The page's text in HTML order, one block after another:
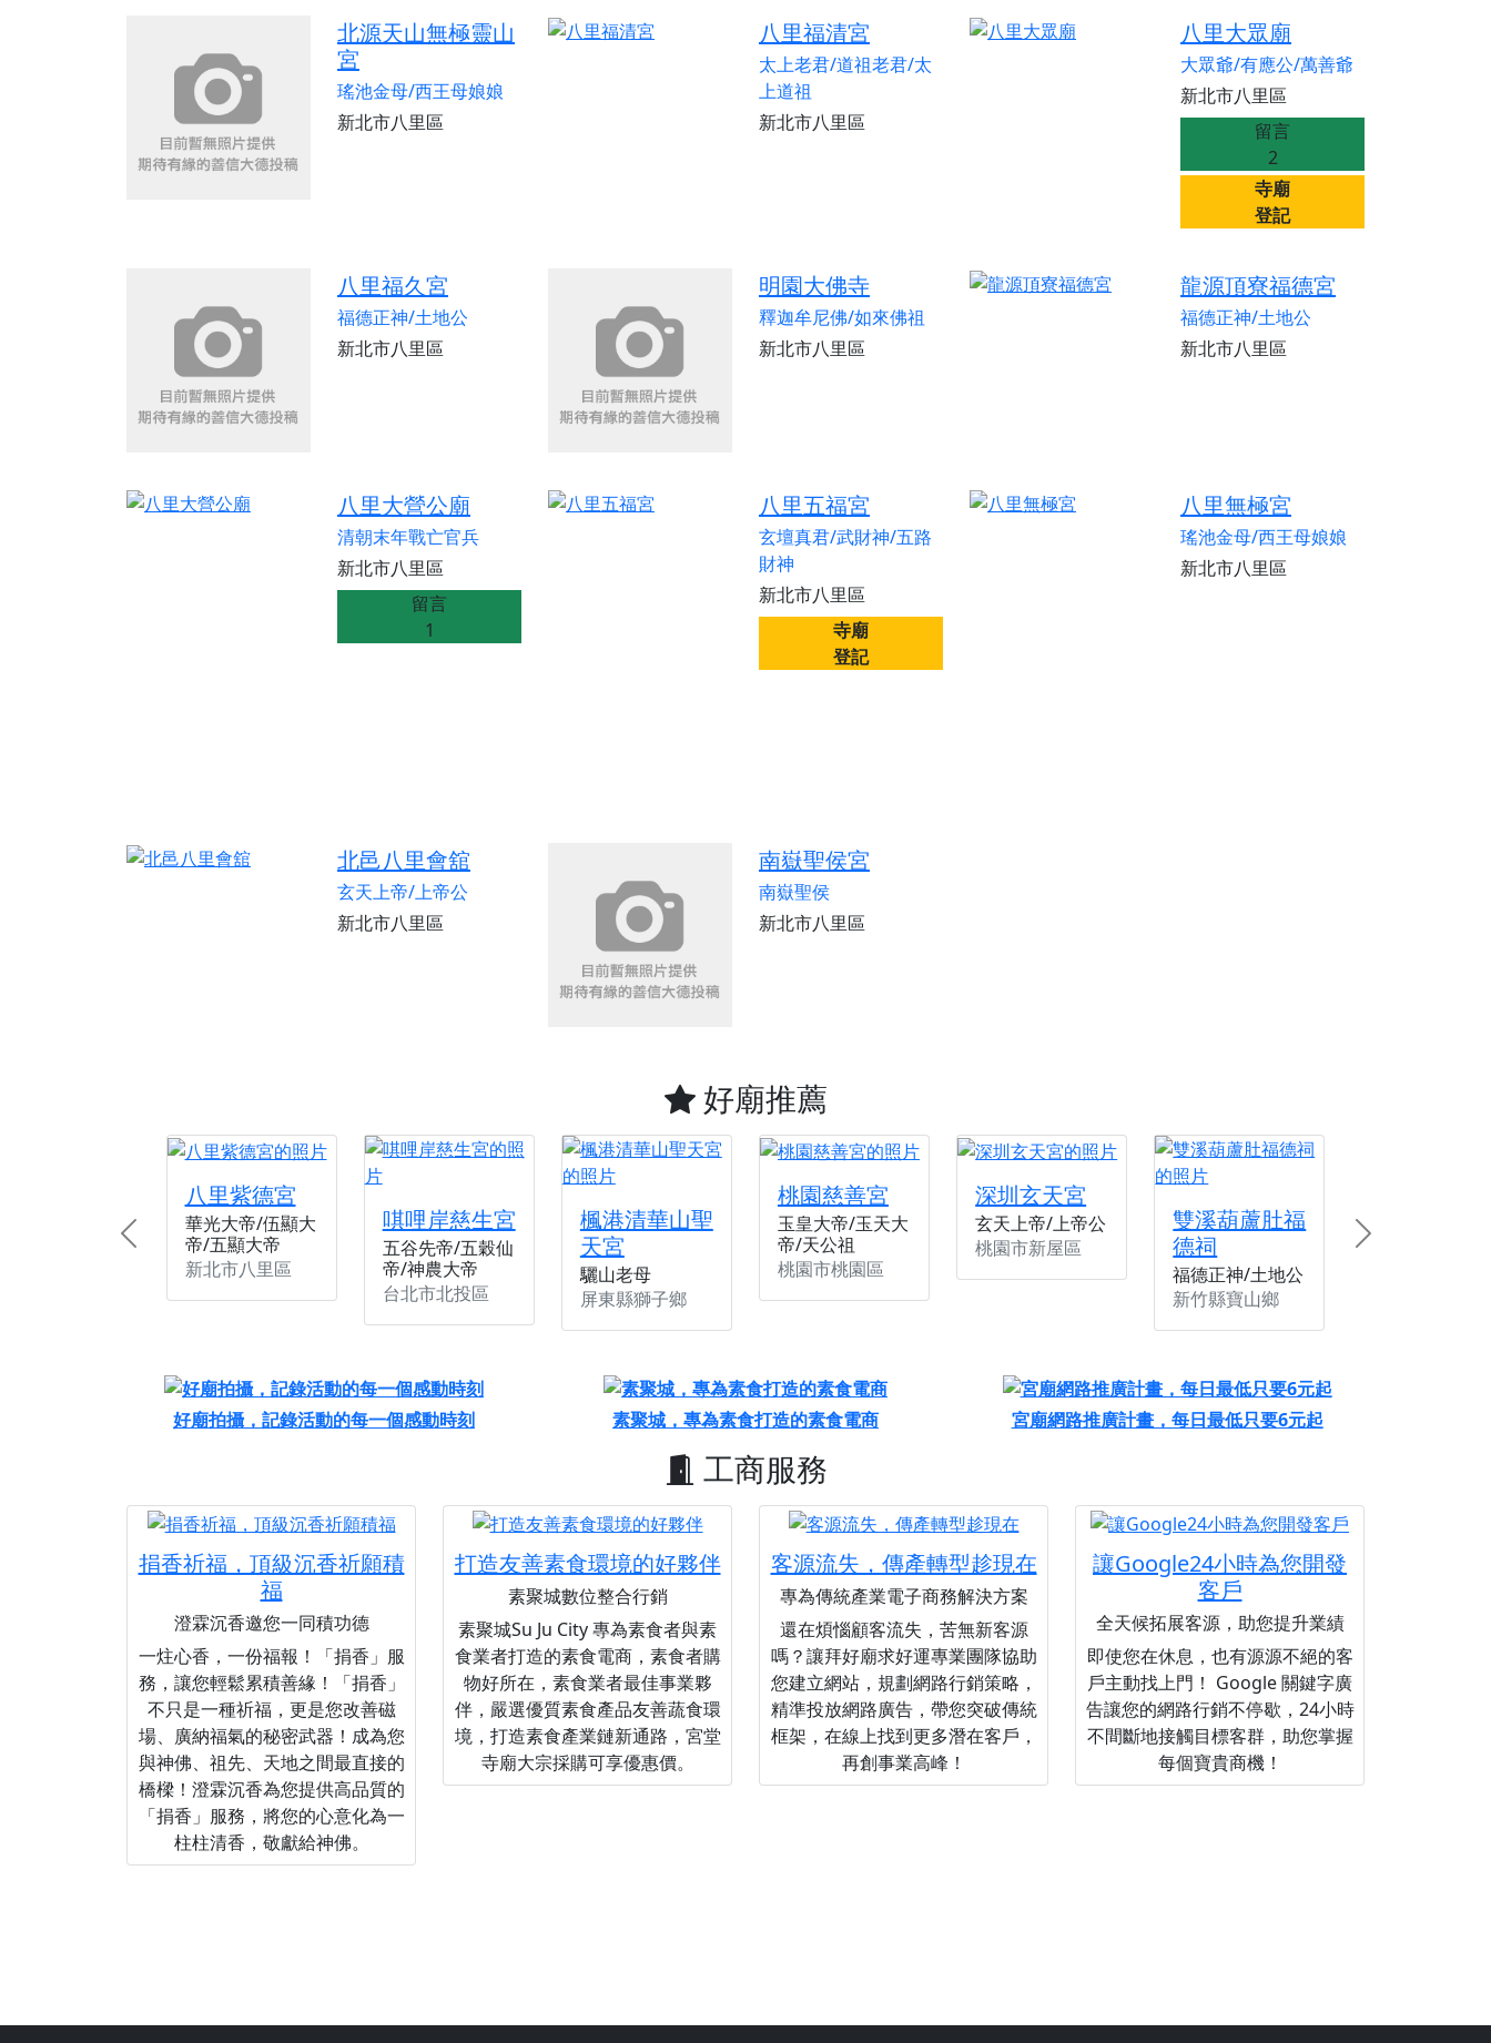
北源天山無極靈山
宮
瑤池金母/西王母娘娘
新北市八里區
八里福清宮
太上老君/道祖老君/太
上道祖
新北市八里區
八里大眾廟
大眾爺/有應公/萬善爺
新北市八里區
留言
2
寺廟
登記
八里福久宮
福德正神/土地公
新北市八里區
明園大佛寺
釋迦牟尼佛/如來佛祖
新北市八里區
龍源頂寮福德宮
福德正神/土地公
新北市八里區
八里大營公廟
清朝末年戰亡官兵
新北市八里區
留言
1
八里五福宮
玄壇真君/武財神/五路
財神
新北市八里區
寺廟
登記
八里無極宮
瑤池金母/西王母娘娘
新北市八里區
北邑八里會舘
玄天上帝/上帝公
新北市八里區
南嶽聖侯宮
南嶽聖侯
新北市八里區
好廟推薦
八里紫德宮
華光大帝/伍顯大
帝/五顯大帝
新北市八里區
唭哩岸慈生宮
五谷先帝/五穀仙
帝/神農大帝
台北市北投區
楓港清華山聖
天宮
驪山老母
屏東縣獅子鄉
桃園慈善宮
玉皇大帝/玉天大
帝/天公祖
桃園市桃園區
深圳玄天宮
玄天上帝/上帝公
桃園市新屋區
雙溪葫蘆肚福
德祠
福德正神/土地公
新竹縣寶山鄉
Previous Next
好廟拍攝，記錄活動的每一個感動時刻 素聚城，專為素食打造的素食電商 宮廟網路推廣計畫，每日最低只要6元起
工商服務
捐香祈福，頂級沉香祈願積
福
澄霖沉香邀您一同積功德
一炷心香，一份福報！「捐香」服
務，讓您輕鬆累積善緣！「捐香」
不只是一種祈福，更是您改善磁
場、廣納福氣的秘密武器！成為您
與神佛、祖先、天地之間最直接的
橋樑！澄霖沉香為您提供高品質的
「捐香」服務，將您的心意化為一
柱柱清香，敬獻給神佛。
打造友善素食環境的好夥伴
素聚城數位整合行銷
素聚城Su Ju City 專為素食者與素
食業者打造的素食電商，素食者購
物好所在，素食業者最佳事業夥
伴，嚴選優質素食產品友善蔬食環
境，打造素食產業鏈新通路，宮堂
寺廟大宗採購可享優惠價。
客源流失，傳產轉型趁現在
專為傳統產業電子商務解決方案
還在煩惱顧客流失，苦無新客源
嗎？讓拜好廟求好運專業團隊協助
您建立網站，規劃網路行銷策略，
精準投放網路廣告，帶您突破傳統
框架，在線上找到更多潛在客戶，
再創事業高峰！
讓Google24小時為您開發
客戶
全天候拓展客源，助您提升業績
即使您在休息，也有源源不絕的客
戶主動找上門！ Google 關鍵字廣
告讓您的網路行銷不停歇，24小時
不間斷地接觸目標客群，助您掌握
每個寶貴商機！